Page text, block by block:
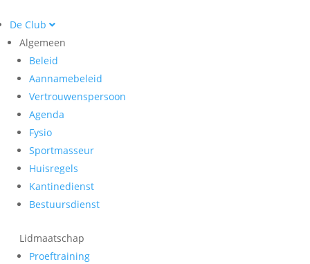
De Club
Algemeen
Beleid
Aannamebeleid
Vertrouwenspersoon
Agenda
Fysio
Sportmasseur
Huisregels
Kantinedienst
Bestuursdienst
Lidmaatschap
Proeftraining